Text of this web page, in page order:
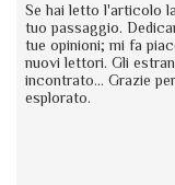
Se hai letto l'articolo
tuo passaggio.
tue opinioni; mi fa
nuovi lettori. Gli
incontrato... Grazie
esplorato.